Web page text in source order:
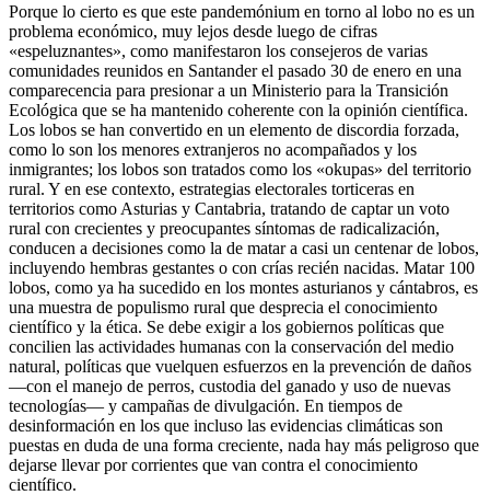
Porque lo cierto es que este pandemónium en torno al lobo no es un
problema económico, muy lejos desde luego de cifras
«espeluznantes», como manifestaron los consejeros de varias
comunidades reunidos en Santander el pasado 30 de enero en una
comparecencia para presionar a un Ministerio para la Transición
Ecológica que se ha mantenido coherente con la opinión científica.
Los lobos se han convertido en un elemento de discordia forzada,
como lo son los menores extranjeros no acompañados y los
inmigrantes; los lobos son tratados como los «okupas» del territorio
rural. Y en ese contexto, estrategias electorales torticeras en
territorios como Asturias y Cantabria, tratando de captar un voto
rural con crecientes y preocupantes síntomas de radicalización,
conducen a decisiones como la de matar a casi un centenar de lobos,
incluyendo hembras gestantes o con crías recién nacidas. Matar 100
lobos, como ya ha sucedido en los montes asturianos y cántabros, es
una muestra de populismo rural que desprecia el conocimiento
científico y la ética. Se debe exigir a los gobiernos políticas que
concilien las actividades humanas con la conservación del medio
natural, políticas que vuelquen esfuerzos en la prevención de daños
—con el manejo de perros, custodia del ganado y uso de nuevas
tecnologías— y campañas de divulgación. En tiempos de
desinformación en los que incluso las evidencias climáticas son
puestas en duda de una forma creciente, nada hay más peligroso que
dejarse llevar por corrientes que van contra el conocimiento
científico.